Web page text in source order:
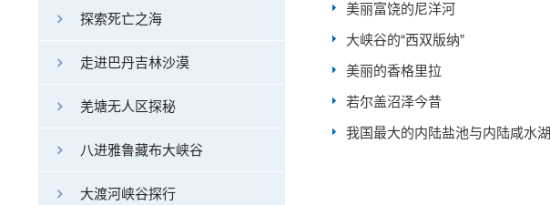
探索死亡之海
走进巴丹吉林沙漠
羌塘无人区探秘
八进雅鲁藏布大峡谷
大渡河峡谷探行
美丽富饶的尼洋河
大峡谷的“西双版纳”
美丽的香格里拉
若尔盖沼泽今昔
我国最大的内陆盐池与内陆咸水湖